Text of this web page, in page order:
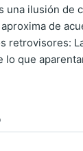
una ilusión de
de
retrovisores:
lo que